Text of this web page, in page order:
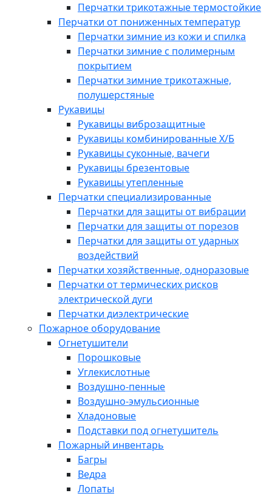
Перчатки трикотажные термостойкие
Перчатки от пониженных температур
Перчатки зимние из кожи и спилка
Перчатки зимние с полимерным
покрытием
Перчатки зимние трикотажные,
полушерстяные
Рукавицы
Рукавицы виброзащитные
Рукавицы комбинированные Х/Б
Рукавицы суконные, вачеги
Рукавицы брезентовые
Рукавицы утепленные
Перчатки специализированные
Перчатки для защиты от вибрации
Перчатки для защиты от порезов
Перчатки для защиты от ударных
воздействий
Перчатки хозяйственные, одноразовые
Перчатки от термических рисков
электрической дуги
Перчатки диэлектрические
Пожарное оборудование
Огнетушители
Порошковые
Углекислотные
Воздушно-пенные
Воздушно-эмульсионные
Хладоновые
Подставки под огнетушитель
Пожарный инвентарь
Багры
Ведра
Лопаты